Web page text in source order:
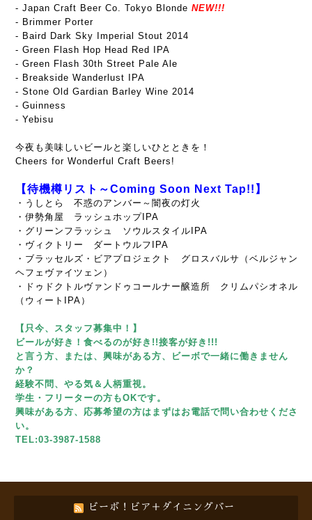
- Japan Craft Beer Co. Tokyo Blonde NEW!!!
- Brimmer Porter
- Baird Dark Sky Imperial Stout 2014
- Green Flash Hop Head Red IPA
- Green Flash 30th Street Pale Ale
- Breakside Wanderlust IPA
- Stone Old Gardian Barley Wine 2014
- Guinness
- Yebisu
今夜も美味しいビールと楽しいひとときを！
Cheers for Wonderful Craft Beers!
【待機樽リスト～Coming Soon Next Tap!!】
・うしとら 不惑のアンバー～闇夜の灯火
・伊勢角屋 ラッシュホップIPA
・グリーンフラッシュ ソウルスタイルIPA
・ヴィクトリー ダートウルフIPA
・ブラッセルズ・ビアプロジェクト グロスバルサ（ベルジャン
ヘフェヴァイツェン）
・ドゥドクトルヴァンドゥコールナー醸造所 クリムパシオネル
（ウィートIPA）
【只今、スタッフ募集中！】
ビールが好き！食べるのが好き!!接客が好き!!!
と言う方、または、興味がある方、ビーボで一緒に働きません
か？
経験不問、やる気＆人柄重視。
学生・フリーターの方もOKです。
興味がある方、応募希望の方はまずはお電話で問い合わせくださ
い。
TEL:03-3987-1588
ビーボ！ビア＋ダイニングバー